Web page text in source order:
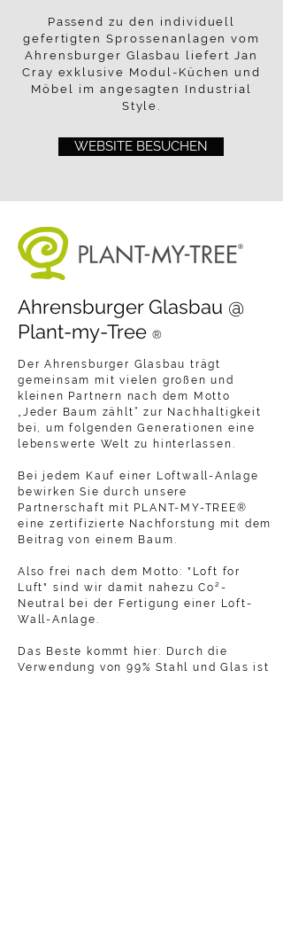
Passend zu den individuell
gefertigten Sprossenanlagen vom
Ahrensburger Glasbau liefert Jan
Cray exklusive Modul-Küchen und
Möbel im angesagten Industrial
Style.
WEBSITE BESUCHEN
Ahrensburger Glasbau @
Plant-my-Tree ®
Der Ahrensburger Glasbau trägt
gemeinsam mit vielen großen und
kleinen Partnern nach dem Motto
„Jeder Baum zählt“ zur Nachhaltigkeit
bei, um folgenden Generationen eine
lebenswerte Welt zu hinterlassen.
Bei jedem Kauf einer Loftwall-Anlage
bewirken Sie durch unsere
Partnerschaft mit PLANT-MY-TREE®
eine zertifizierte Nachforstung mit dem
Beitrag von einem Baum.
Also frei nach dem Motto: "Loft for
Luft" sind wir damit nahezu Co²-
Neutral bei der Fertigung einer Loft-
Wall-Anlage.
Das Beste kommt hier: Durch die
Verwendung von 99% Stahl und Glas ist